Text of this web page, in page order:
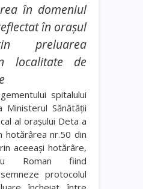
în domeniul
în oraşul
preluarea
localitate de
spitalului
Ministerul Sănătăţii
al oraşului Deta a
nr.50 din
aceeaşi hotărâre,
Roman fiind
protocolul